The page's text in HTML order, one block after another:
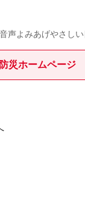
音声よみあげやさし
防災ホームページ